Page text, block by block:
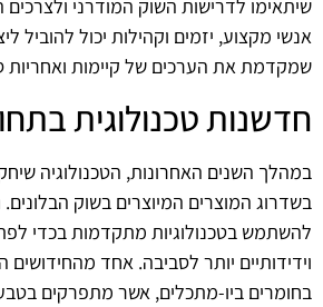
שיתאימו לדרישות השוק המודרני ולצרכים
אנשי מקצוע, יזמים וקהילות יכול להוביל
שמקדמת את הערכים של קיימות ואחריות
חדשנות טכנולוגית
במהלך השנים האחרונות, הטכנולוגיה
בשדרוג המוצרים המיוצרים בשוק
להשתמש בטכנולוגיות מתקדמות בכדי
וידידותיים יותר לסביבה. אחד מהחידושים
בחומרים ביו-מתכלים, אשר מתפרקים